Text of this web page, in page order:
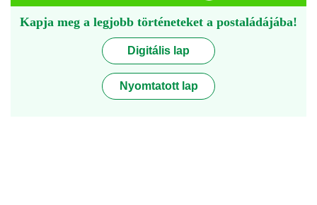
Kapja meg a legjobb történeteket a postaládájába!
Digitális lap
Nyomtatott lap